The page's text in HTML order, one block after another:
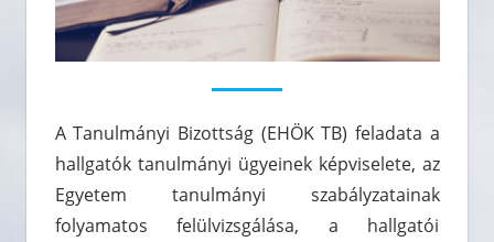
A Tanulmányi Bizottság (EHÖK TB) feladata a
hallgatók tanulmányi ügyeinek képviselete, az
Egyetem tanulmányi szabályzatainak
folyamatos felülvizsgálása, a hallgatói